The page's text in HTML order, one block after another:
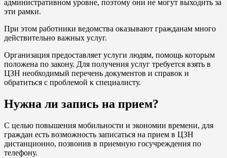
административном уровне, поэтому они не могут выходить за
эти рамки.
При этом работники ведомства оказывают гражданам много
действительно важных услуг.
Организация предоставляет услуги людям, помощь которым
положена по закону. Для получения услуг требуется взять в
ЦЗН необходимый перечень документов и справок и
обратиться с проблемой к специалисту.
Нужна ли запись на прием?
С целью повышения мобильности и экономии времени, для
граждан есть возможность записаться на прием в ЦЗН
дистанционно, позвонив в приемную госучреждения по
телефону.